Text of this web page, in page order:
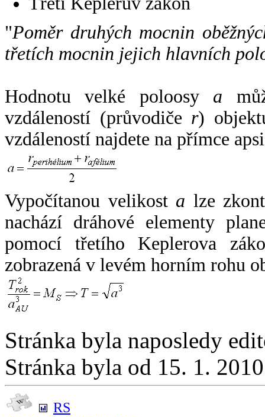
"Poměr druhých mocnin
třetích mocnin jejich hlavních
Hodnotu velké poloosy a
vzdáleností (průvodiče r)
vzdáleností najdete na přímce
Vypočítanou velikost a lze
nachází dráhové elementy
pomocí třetího Keplerova
zobrazená v levém horním rohu
Stránka byla naposledy
Stránka byla od 15. 1.
RS